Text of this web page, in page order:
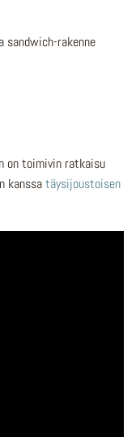
sandwich-rakenne
on toimivin ratkaisu
kanssatäysijoustoisen